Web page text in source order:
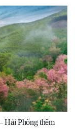
Hải Phòng thêm